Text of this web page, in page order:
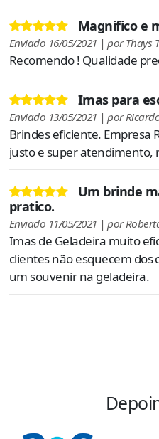
Magnifico e
Enviado 16/05/2021 | por Thays
Recomendo ! Qualidade
Imas para
Enviado 13/05/2021 | por
Brindes eficiente. Empresa
justo e super atendimento,
Um brinde
pratico.
Enviado 11/05/2021 | por
Imas de Geladeira muito
clientes não esquecem dos
um souvenir na geladeira.